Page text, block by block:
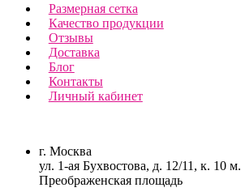
Размерная сетка
Качество продукции
Отзывы
Доставка
Блог
Контакты
Личный кабинет
г. Москва
ул. 1-ая Бухвостова, д. 12/11, к. 10 м.
Преображенская площадь